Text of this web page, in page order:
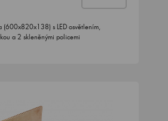
(600x820x138) s LED osvětlením,
a 2 skleněnými policemi